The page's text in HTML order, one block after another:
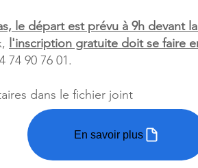
le départ est prévu à 9h devant
l'inscription gratuite doit se faire
74 90 76 01.
dans le fichier joint
En savoir plus